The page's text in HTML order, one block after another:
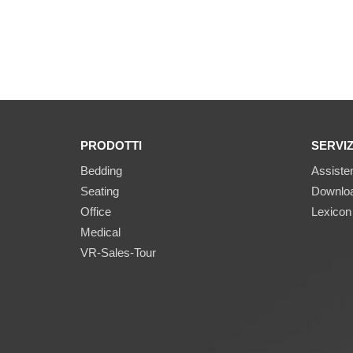
PRODOTTI
Bedding
Seating
Office
Medical
VR-Sales-Tour
Lexicon